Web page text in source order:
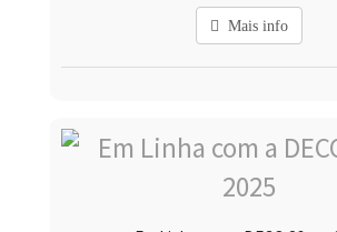
Mais info